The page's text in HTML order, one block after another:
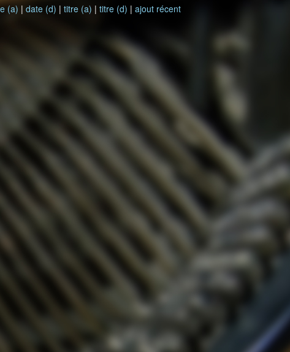
(a) |date (d) |titre (a) |titre (d) |ajout récent